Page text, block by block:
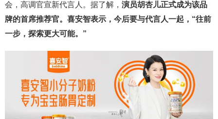
会，高调官宣新代言人。据了解， 演员胡杏儿正式成为该品
牌的首席推荐官。喜安智表示，今后要与代言人一起，“往前
一步，探索更大可能。”